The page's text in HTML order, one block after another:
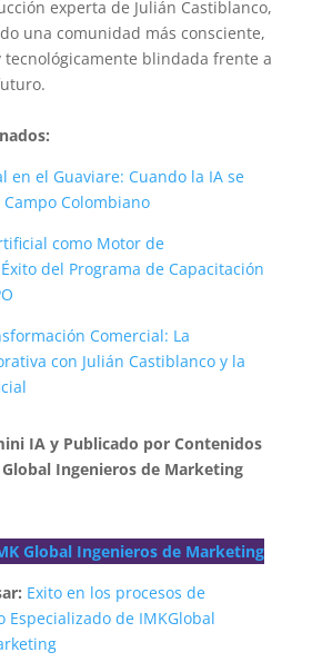
experta de Julián Castiblanco,
una comunidad más consciente,
tecnológicamente blindada frente a
en el Guaviare: Cuando la IA se
Colombiano
como Motor de
del Programa de Capacitación
Comercial: La
con Julián Castiblanco y la
IA y Publicado por Contenidos
Ingenieros de Marketing
Global Ingenieros de Marketing
Exito en los procesos de
Especializado de IMKGlobal